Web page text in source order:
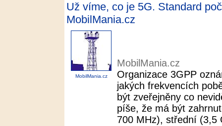
Už víme, co je 5G. Standard
MobilMania.cz
MobilMania.cz
MobilMania.cz
Organizace 3GPP
jakých frekvencích
být zveřejněny co
píše, že má být
700 MHz), střední (3,5